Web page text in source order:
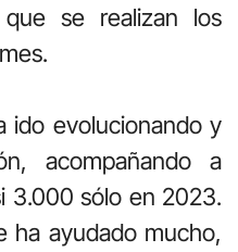
que se realizan los
ido evolucionando y
acompañando a
3.000 sólo en 2023.
ha ayudado mucho,